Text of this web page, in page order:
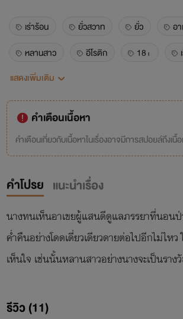
เร่าร้อน ยั่วสวาท ยั่ว
อ
หลานสาว
อีโรติก 18+
จีนโบราณเสียว
แสดงเพิ่มเติม
คำเตือนเนื้อหา
คำเตือนเกี่ยวกับเนื้อหาในเรื่องอาจมีการสปอยล์ถึงเนื้
คำโปรย แนะนำเรื่อง
นางทนเห็นอาเขยผู้แสนดีดูแลภรรยาที่นอน
ค่ำคืนอย่างโดดเดี่ยวเดียวดายต่อไปอีกไม่ไหว
เห็นใจ เช่นนั้นหลานสาวอย่างนางจะเป็นราง
รีวิว (11)